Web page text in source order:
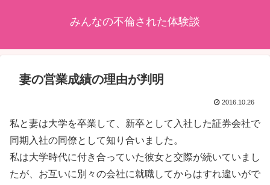
みんなの不倫された体験談
妻の営業成績の理由が判明
2016.10.26
私と妻は大学を卒業して、新卒として入社した証券会社で
同期入社の同僚として知り合いました。
私は大学時代に付き合っていた彼女と交際が続いていまし
たが、お互いに別々の会社に就職してからはすれ違いがで